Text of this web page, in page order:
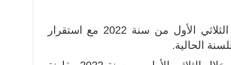
انخفاض في رصيد الآراء حول الوضع العام خلال الثلاثي الأول من سنة 2022 مع استقرار
الحالية.